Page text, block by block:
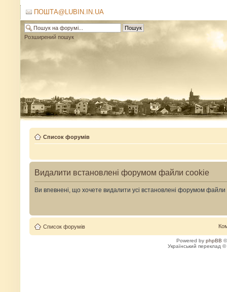
ПОШТА@LUBIN.IN.UA
Розширений пошук
Список форумів
Видалити встановлені форумом файли cookie
Ви впевнені, що хочете видалити усі встановлені форумом
Список форумів
Powered by phpBB
Український переклад